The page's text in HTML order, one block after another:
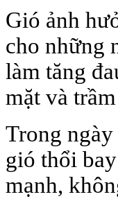
Gió ảnh
cho những
làm tăng
mặt và
Trong
gió thổi
mạnh,